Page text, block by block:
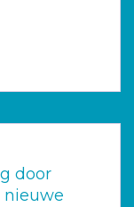
door
nieuwe